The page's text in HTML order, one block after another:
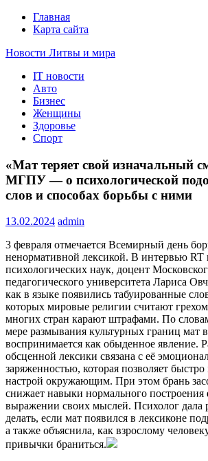
Главная
Карта сайта
Новости Литвы и мира
Свежие события и главные новости часа
портале EUROLITVA.RU
IT новости
Авто
Бизнес
Женщины
Здоровье
Спорт
«Мат теряет свой изначальный
МГПУ — о психологической
слов и способах борьбы с ними
13.02.2024 admin
3 февраля отмечается Всемирный день
ненормативной лексикой. В интервью RT
психологических наук, доцент
педагогического университета Лариса
как в языке появились табуированные
которых мировые религии считают
многих стран карают штрафами. По
мере размывания культурных границ мат
воспринимается как обыденное явление.
обсценной лексики связана с её
заряженностью, которая позволяет быстро
настрой окружающим. При этом брань
снижает навыки нормального построения
выражении своих мыслей. Психолог дала
делать, если мат появился в лексиконе
а также объяснила, как взрослому
привычки браниться.